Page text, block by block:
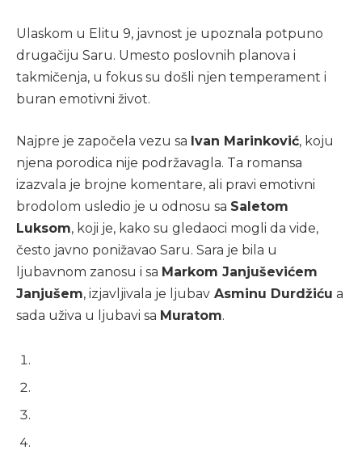
Ulaskom u Elitu 9, javnost je upoznala potpuno
drugačiju Saru. Umesto poslovnih planova i
takmičenja, u fokus su došli njen temperament i
buran emotivni život.
Najpre je započela vezu sa Ivan Marinković, koju
njena porodica nije podržavagla. Ta romansa
izazvala je brojne komentare, ali pravi emotivni
brodolom usledio je u odnosu sa Saletom
Luksom, koji je, kako su gledaoci mogli da vide,
često javno ponižavao Saru. Sara je bila u
ljubavnom zanosu i sa Markom Janjuševićem
Janjušem, izjavljivala je ljubav Asminu Durdžiću a
sada uživa u ljubavi sa Muratom.